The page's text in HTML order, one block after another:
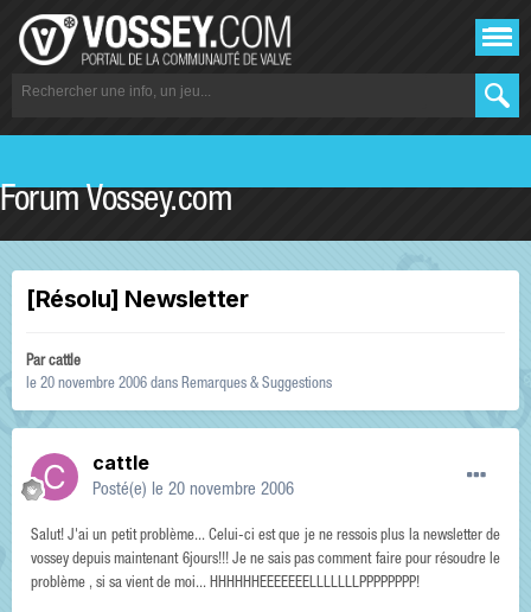
Forum Vossey.com
[Résolu] Newsletter
Parcattle
le 20 novembre 2006 dans Remarques & Suggestions
cattle
Posté(e) le 20 novembre 2006
Salut! J'ai un petit problème... Celui-ci est que je ne ressois plus la newsletter de
vossey depuis maintenant 6jours!!! Je ne sais pas comment faire pour résoudre le
problème , si sa vient de moi... HHHHHHEEEEEEELLLLLLLPPPPPPPP!